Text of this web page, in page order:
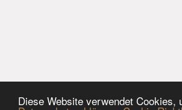
Diese Website verwendet